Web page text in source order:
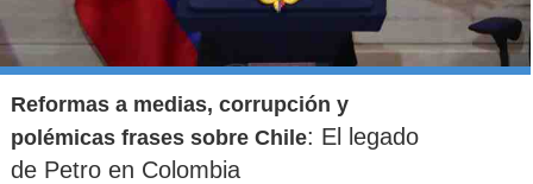
Reformas a medias, corrupción y
polémicas frases sobre Chile: El legado
de Petro en Colombia